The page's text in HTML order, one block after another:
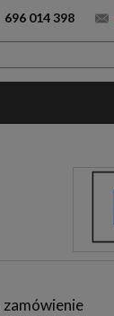
696 014 398